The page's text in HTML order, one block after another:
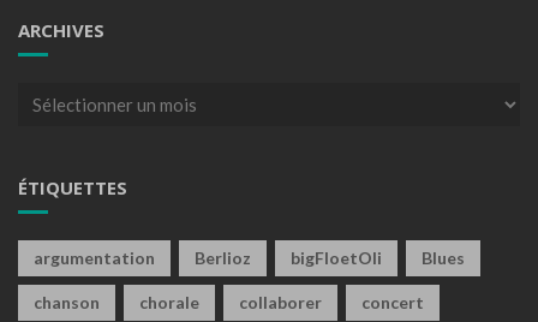
ARCHIVES
Archives
ÉTIQUETTES
argumentation Berlioz bigFloetOli Blues
chanson chorale collaborer concert